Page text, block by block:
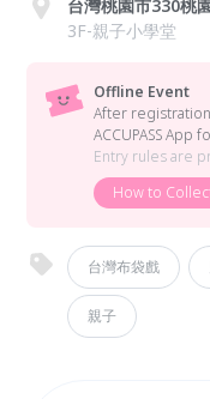
台灣桃園市330桃
3F-親子小學堂
Offline Event
After
ACCUPASS App
Entry rules are
How to
台灣布袋戲
親子